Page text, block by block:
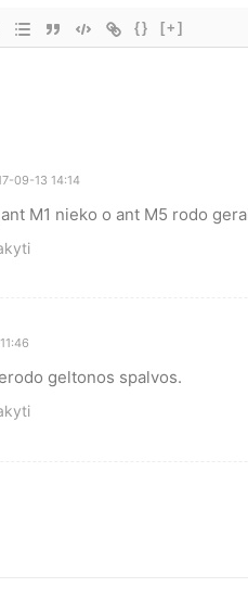
{} [+]
09-13 14:14
M1 nieko o ant M5 rodo
geltonos spalvos.